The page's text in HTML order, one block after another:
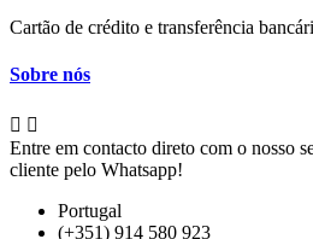
Cartão de crédito e transferência
Sobre nós
 
Entre em contacto direto com o nosso
cliente pelo Whatsapp!
Portugal
(+351) 914 580 923